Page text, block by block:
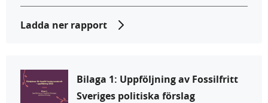
Ladda ner rapport
Bilaga 1: Uppföljning av Fossilfritt
Sveriges politiska förslag